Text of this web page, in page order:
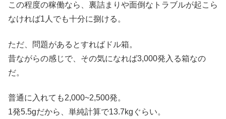
この程度の稼働なら、裏詰まりや面倒なトラブルが起こら
なければ1人でも十分に捌ける。
ただ、問題があるとすればドル箱。
昔ながらの感じで、その気になれば3,000発入る箱なの
だ。
普通に入れても2,000~2,500発。
1発5.5gだから、単純計算で13.7kgぐらい。